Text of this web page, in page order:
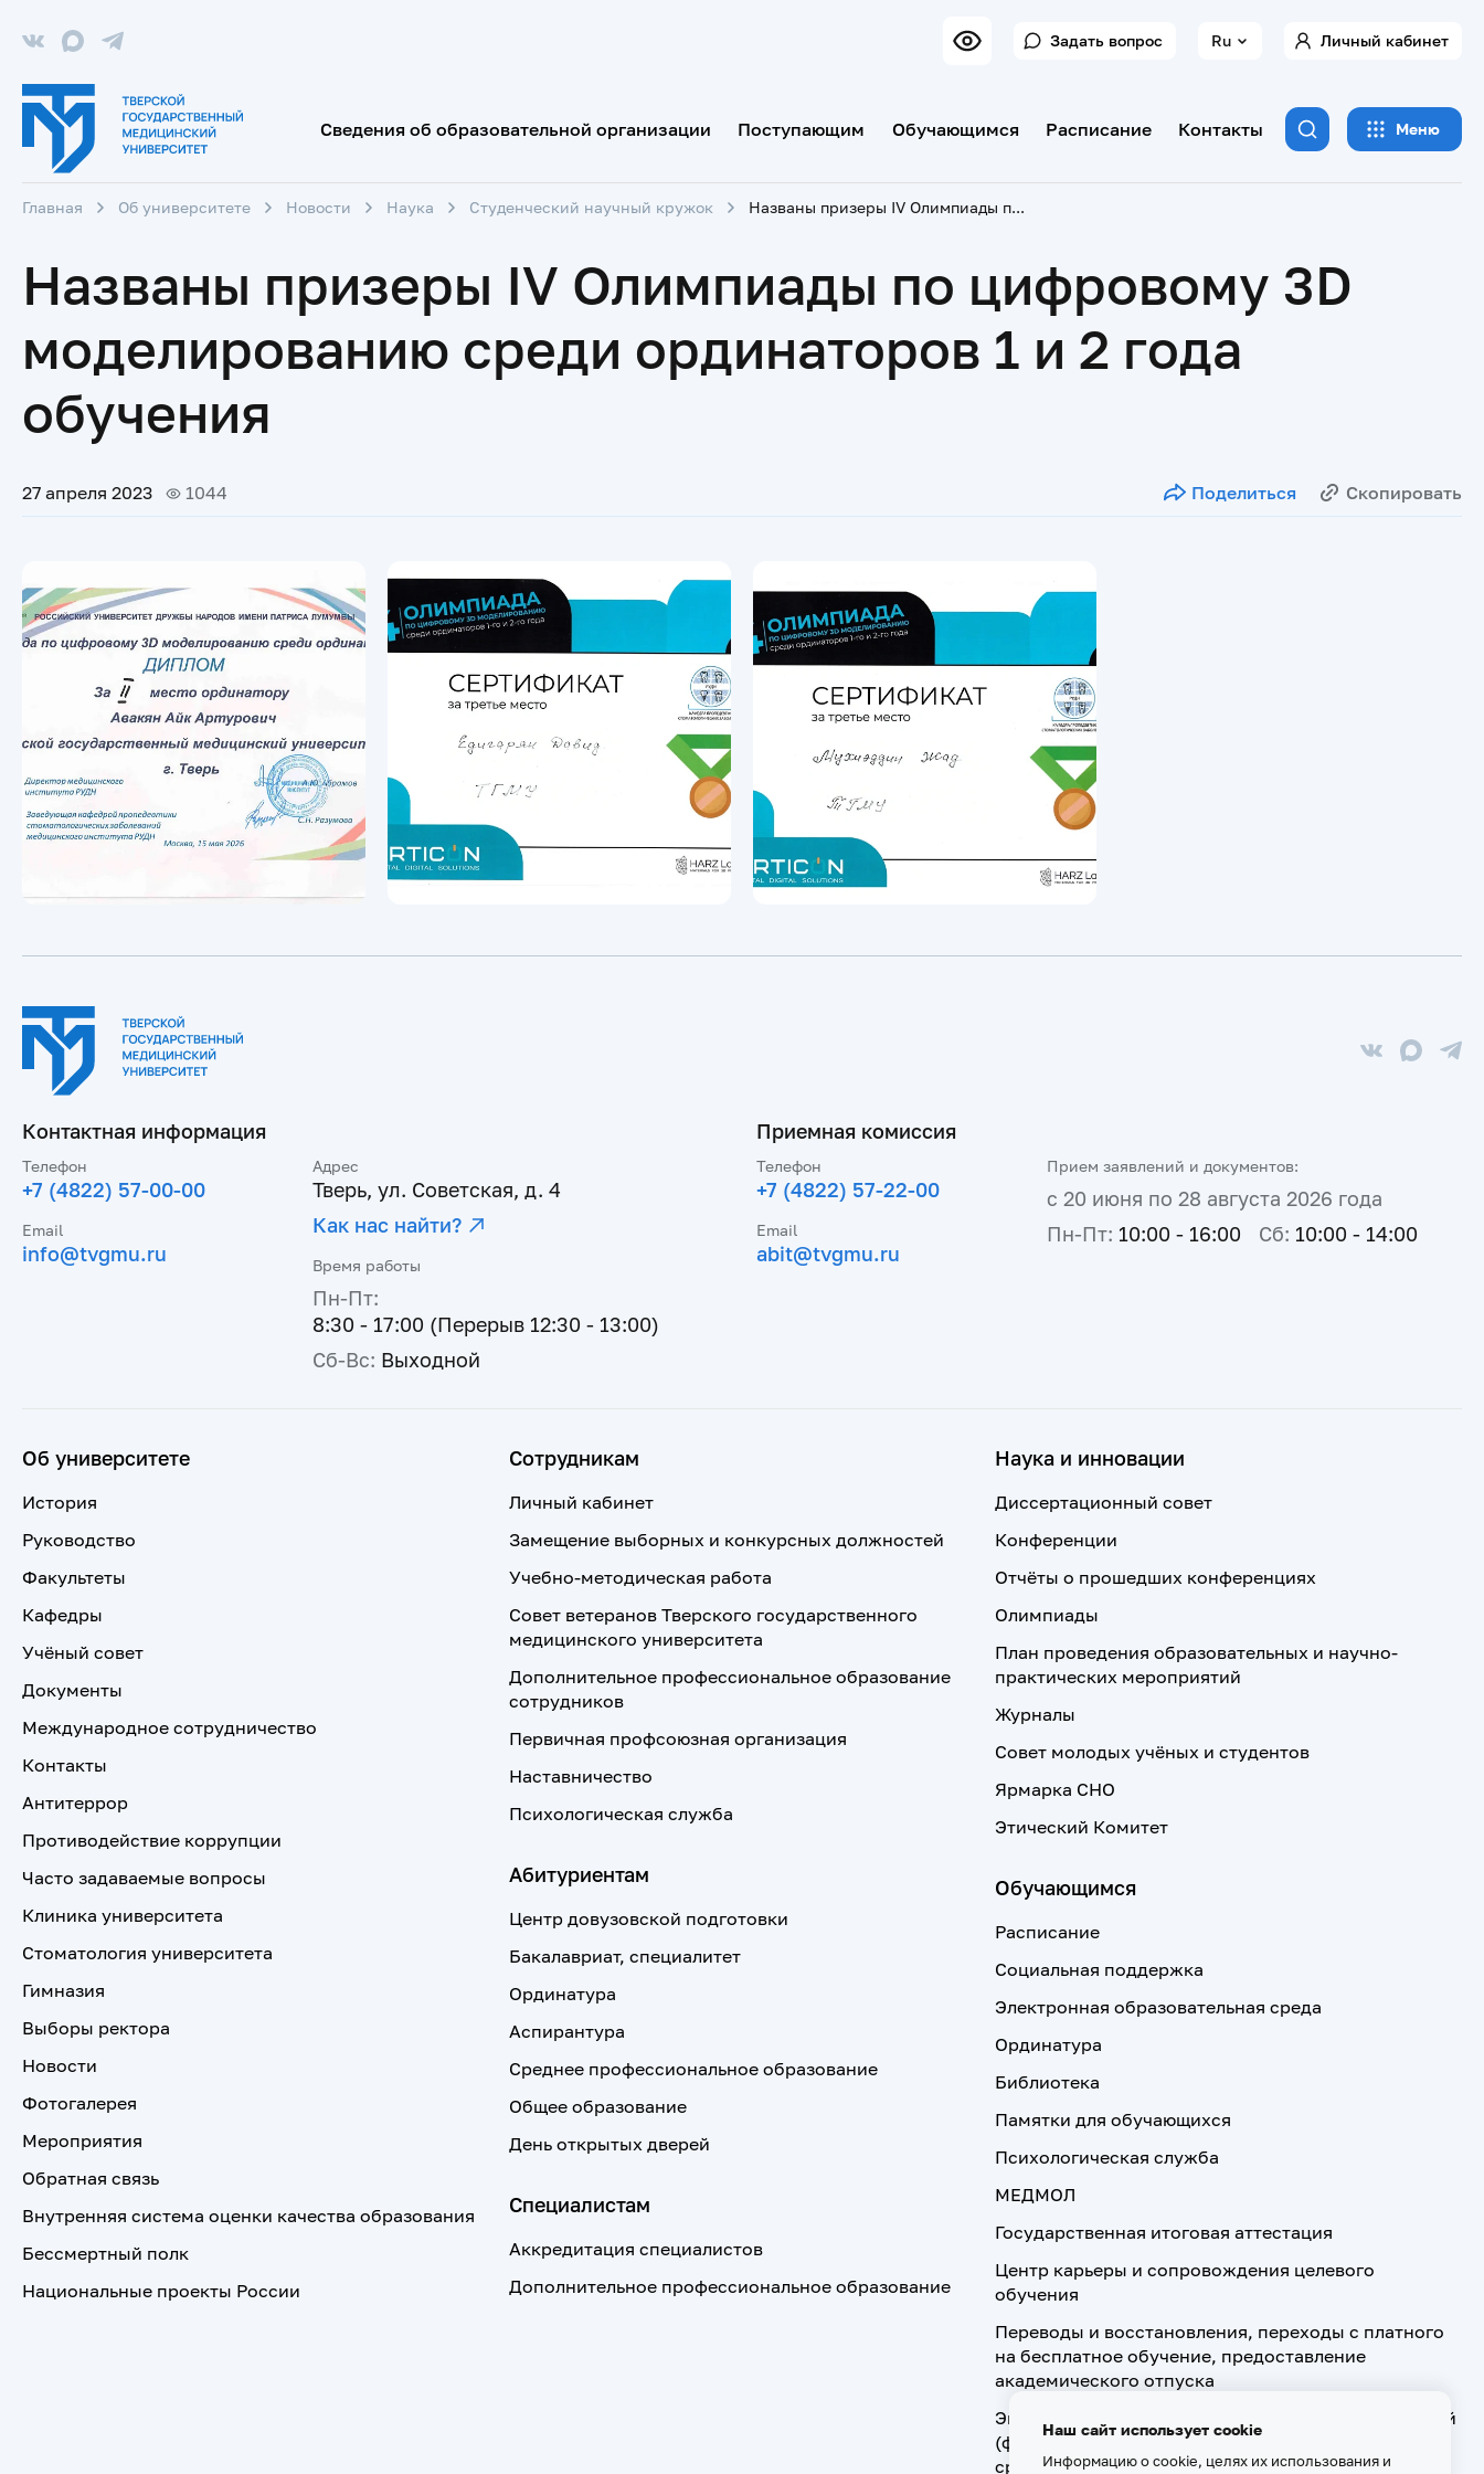
Задать вопрос Ru Личный кабинет
Сведения об образовательной организации Поступающим Обучающимся Расписание Контакты Меню
Главная Об университете Новости Наука Студенческий научный кружок Названы призеры IV Олимпиады по цифровому 3D моделированию среди ординаторов 1 и 2 года обучения
Названы призеры IV Олимпиады по цифровому 3D
моделированию среди ординаторов 1 и 2 года
обучения
27 апреля 2023 1044 Поделиться Скопировать
Контактная информация
Телефон
+7 (4822) 57-00-00
Email
info@tvgmu.ru
Адрес
Тверь, ул. Советская, д. 4
Как нас найти?
Время работы
Пн-Пт:
8:30 - 17:00 (Перерыв 12:30 - 13:00)
Сб-Вс: Выходной
Приемная комиссия
Телефон
+7 (4822) 57-22-00
Email
abit@tvgmu.ru
Прием заявлений и документов:
с 20 июня по 28 августа 2026 года
Пн-Пт: 10:00 - 16:00 Сб: 10:00 - 14:00
Об университете
История
Руководство
Факультеты
Кафедры
Учёный совет
Документы
Международное сотрудничество
Контакты
Антитеррор
Противодействие коррупции
Часто задаваемые вопросы
Клиника университета
Стоматология университета
Гимназия
Выборы ректора
Новости
Фотогалерея
Мероприятия
Обратная связь
Внутренняя система оценки качества образования
Бессмертный полк
Национальные проекты России
Сотрудникам
Личный кабинет
Замещение выборных и конкурсных должностей
Учебно-методическая работа
Совет ветеранов Тверского государственного
медицинского университета
Дополнительное профессиональное образование
сотрудников
Первичная профсоюзная организация
Наставничество
Психологическая служба
Абитуриентам
Центр довузовской подготовки
Бакалавриат, специалитет
Ординатура
Аспирантура
Среднее профессиональное образование
Общее образование
День открытых дверей
Специалистам
Аккредитация специалистов
Дополнительное профессиональное образование
Наука и инновации
Диссертационный совет
Конференции
Отчёты о прошедших конференциях
Олимпиады
План проведения образовательных и научно-
практических мероприятий
Журналы
Совет молодых учёных и студентов
Ярмарка СНО
Этический Комитет
Обучающимся
Расписание
Социальная поддержка
Электронная образовательная среда
Ординатура
Библиотека
Памятки для обучающихся
Психологическая служба
МЕДМОЛ
Государственная итоговая аттестация
Центр карьеры и сопровождения целевого
обучения
Переводы и восстановления, переходы с платного
на бесплатное обучение, предоставление
академического отпуска
Экзамен по допуску к осуществлению медицинской
(фармацевтической) деятельности на должностях
среднего медицинского (фармацевтического)
Наш сайт использует cookie
Информацию о cookie, целях их использования и